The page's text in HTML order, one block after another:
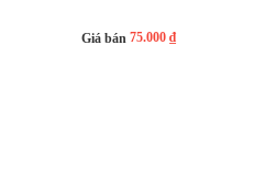
Giá bán 75.000 ₫